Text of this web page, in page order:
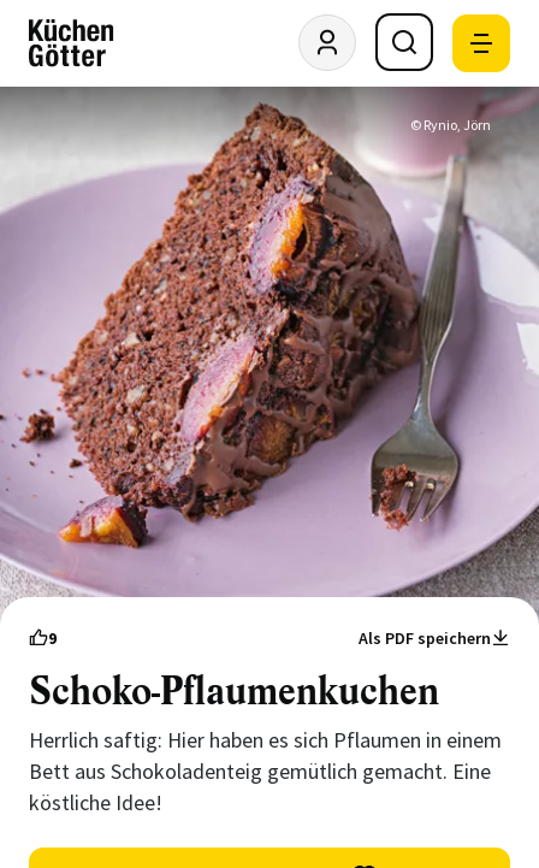
© Rynio, Jörn
9 Als PDF speichern
Schoko-Pflaumenkuchen
Herrlich saftig: Hier haben es sich Pflaumen in einem
Bett aus Schokoladenteig gemütlich gemacht. Eine
köstliche Idee!